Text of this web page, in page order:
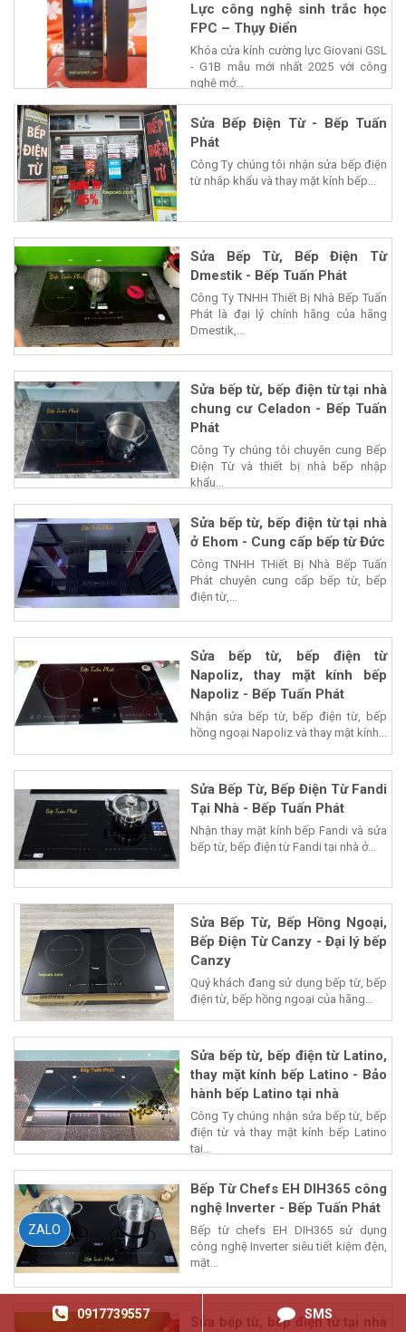
Lực công nghệ sinh trắc học
FPC – Thụy Điển
Khóa cửa kính cường lực Giovani GSL
- G1B mẫu mới nhất 2025 với công
nghệ mở...
Sửa Bếp Điện Từ - Bếp Tuấn
Phát
Công Ty chúng tôi nhận sửa bếp điện
từ nhâp khẩu và thay mặt kính bếp...
Sửa Bếp Từ, Bếp Điện Từ
Dmestik - Bếp Tuấn Phát
Công Ty TNHH Thiết Bị Nhà Bếp Tuấn
Phát là đại lý chính hãng của hãng
Dmestik,...
Sửa bếp từ, bếp điện từ tại nhà
chung cư Celadon - Bếp Tuấn
Phát
Công Ty chúng tôi chuyên cung Bếp
Điện Từ và thiết bị nhà bếp nhập
khẩu...
Sửa bếp từ, bếp điện từ tại nhà
ở Ehom - Cung cấp bếp từ Đức
Công TNHH THiết Bị Nhà Bếp Tuấn
Phát chuyên cung cấp bếp từ, bếp
điện từ,...
Sửa bếp từ, bếp điện từ
Napoliz, thay mặt kính bếp
Napoliz - Bếp Tuấn Phát
Nhận sửa bếp từ, bếp điện từ, bếp
hồng ngoại Napoliz và thay mặt kính...
Sửa Bếp Từ, Bếp Điện Từ Fandi
Tại Nhà - Bếp Tuấn Phát
Nhận thay mặt kính bếp Fandi và sửa
bếp từ, bếp điện từ Fandi tại nhà ở...
Sửa Bếp Từ, Bếp Hồng Ngoại,
Bếp Điện Từ Canzy - Đại lý bếp
Canzy
Quý khách đang sử dụng bếp từ, bếp
điện từ, bếp hồng ngoại của hãng...
Sửa bếp từ, bếp điện từ Latino,
thay mặt kính bếp Latino - Bảo
hành bếp Latino tại nhà
Công Ty chúng nhận sửa bếp từ, bếp
điện từ và thay mặt kính bếp Latino
tại...
Bếp Từ Chefs EH DIH365 công
nghệ Inverter - Bếp Tuấn Phát
Bếp từ chefs EH DIH365 sử dụng
công nghệ Inverter siêu tiết kiệm đện,
mặt...
Sửa bếp từ, bếp điện từ tại nhà
0917739557 SMS
ZALO